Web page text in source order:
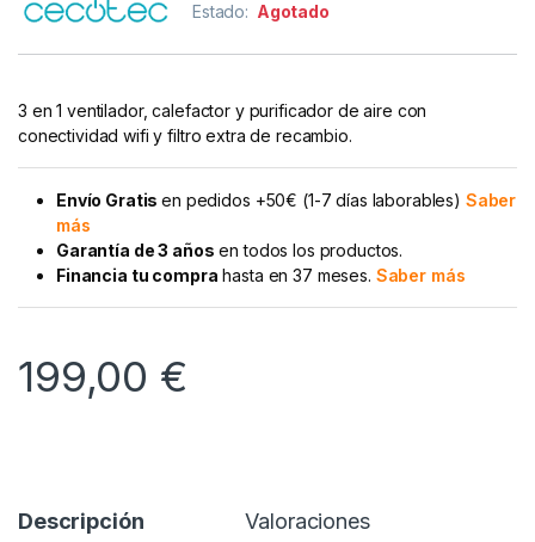
Estado: Agotado
3 en 1 ventilador, calefactor y purificador de aire con
conectividad wifi y filtro extra de recambio.
Envío Gratisen pedidos +50€ (1-7 días laborables) Saber
más
Garantía de 3 años en todos los productos.
Financia tu compra hasta en 37 meses. Saber más
199,00 €
Descripción Valoraciones